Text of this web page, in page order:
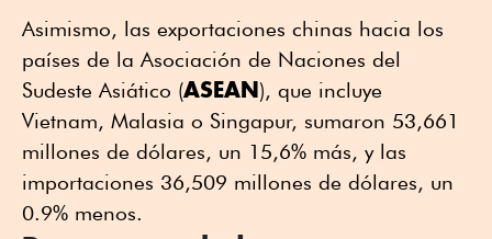
Asimismo, las exportaciones chinas hacia los
países de la Asociación de Naciones del
Sudeste Asiático (ASEAN), que incluye
Vietnam, Malasia o Singapur, sumaron 53,661
millones de dólares, un 15,6% más, y las
importaciones 36,509 millones de dólares, un
0.9% menos.